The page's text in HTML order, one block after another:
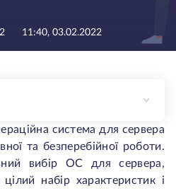
2 11:40, 03.02.2022
система для сервера
та безперебійної роботи.
вибір ОС для сервера,
набір характеристик і